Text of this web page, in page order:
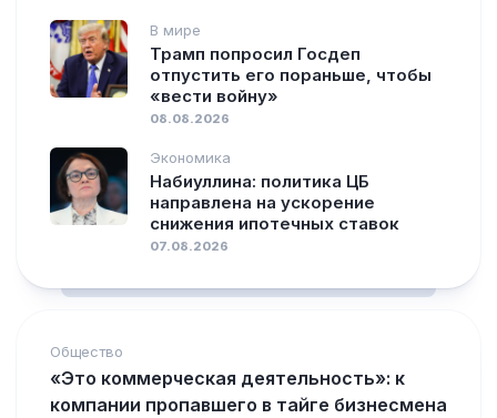
В мире
Трамп попросил Госдеп
отпустить его пораньше, чтобы
«вести войну»
08.08.2026
Экономика
Набиуллина: политика ЦБ
направлена на ускорение
снижения ипотечных ставок
07.08.2026
Общество
«Это коммерческая деятельность»: к
компании пропавшего в тайге бизнесмена